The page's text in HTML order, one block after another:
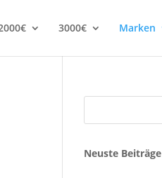
3000€ Marken
Neuste Beiträge